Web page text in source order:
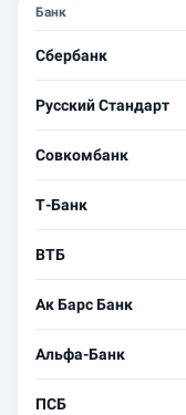
Банк
Сбербанк
Русский Стандарт
Совкомбанк
Т-Банк
ВТБ
Ак Барс Банк
Альфа-Банк
ПСБ